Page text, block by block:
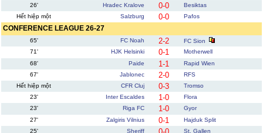
26'
Hradec Kralove 0-0
Besiktas
Hết hiệp một
Salzburg 0-0 Pafos
CONFERENCE LEAGUE 26-27
65' FC Noah 2-2
FC Sion
71'
HJK Helsinki 0-1
Motherwell
68'
Paide 1-1
Rapid Wien
67'
Jablonec 2-0
RFS
Hết hiệp một
CFR Cluj 0-3
Tromso
23'
Inter Escaldes 1-0
Flora
23'
Riga FC 1-0
Gyor
27'
Zalgiris Vilnius 0-1
Hajduk Split
25'
Sheriff
St. Gallen